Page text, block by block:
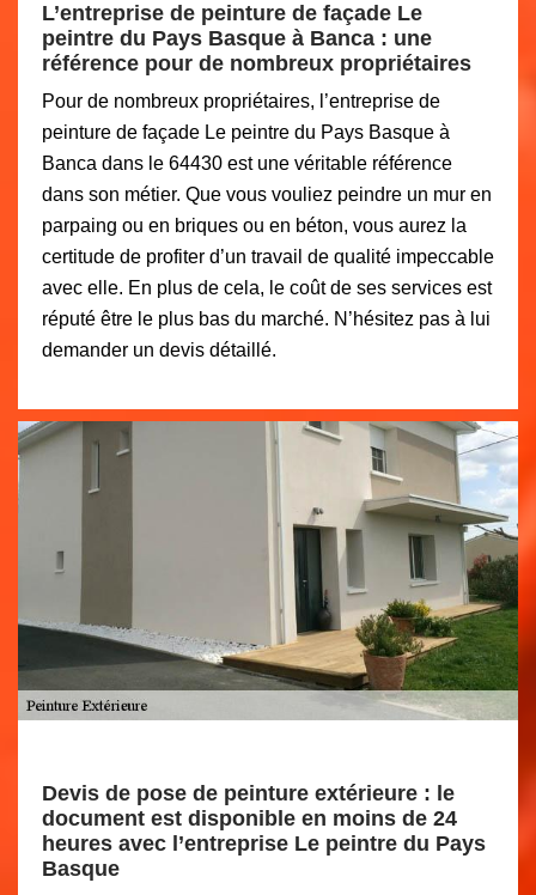
L’entreprise de peinture de façade Le
peintre du Pays Basque à Banca : une
référence pour de nombreux propriétaires
Pour de nombreux propriétaires, l’entreprise de
peinture de façade Le peintre du Pays Basque à
Banca dans le 64430 est une véritable référence
dans son métier. Que vous vouliez peindre un mur en
parpaing ou en briques ou en béton, vous aurez la
certitude de profiter d’un travail de qualité impeccable
avec elle. En plus de cela, le coût de ses services est
réputé être le plus bas du marché. N’hésitez pas à lui
demander un devis détaillé.
Devis de pose de peinture extérieure : le
document est disponible en moins de 24
heures avec l’entreprise Le peintre du Pays
Basque